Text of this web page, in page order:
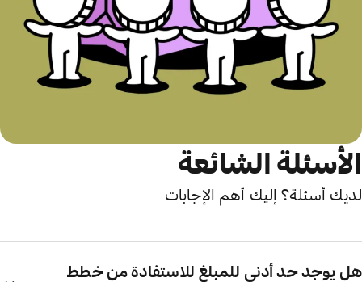
الأسئلة الشائعة
لديك أسئلة؟ إليك أهم الإجابات
هل يوجد حد أدنى للمبلغ للاستفادة من خطط